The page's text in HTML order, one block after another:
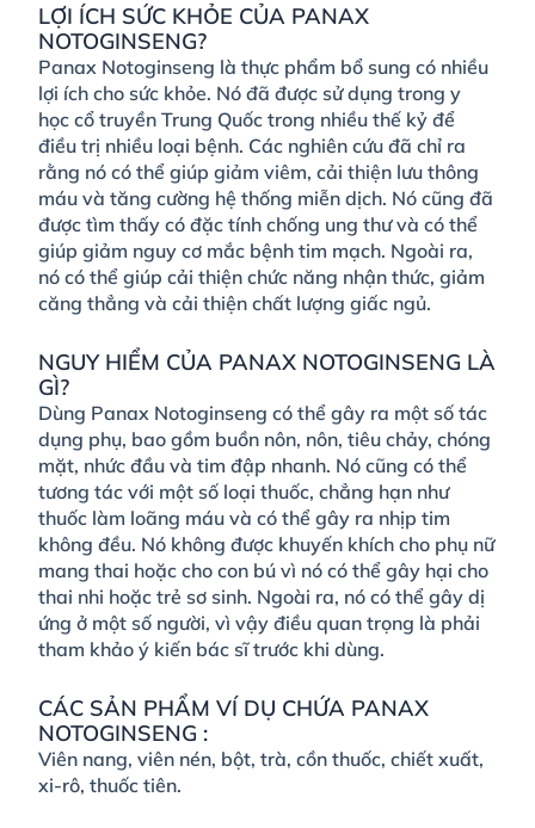
LỢI ÍCH SỨC KHỎE CỦA PANAX
NOTOGINSENG?
Panax Notoginseng là thực phẩm bổ sung có nhiều
lợi ích cho sức khỏe. Nó đã được sử dụng trong y
học cổ truyền Trung Quốc trong nhiều thế kỷ để
điều trị nhiều loại bệnh. Các nghiên cứu đã chỉ ra
rằng nó có thể giúp giảm viêm, cải thiện lưu thông
máu và tăng cường hệ thống miễn dịch. Nó cũng đã
được tìm thấy có đặc tính chống ung thư và có thể
giúp giảm nguy cơ mắc bệnh tim mạch. Ngoài ra,
nó có thể giúp cải thiện chức năng nhận thức, giảm
căng thẳng và cải thiện chất lượng giấc ngủ.
NGUY HIỂM CỦA PANAX NOTOGINSENG LÀ
GÌ?
Dùng Panax Notoginseng có thể gây ra một số tác
dụng phụ, bao gồm buồn nôn, nôn, tiêu chảy, chóng
mặt, nhức đầu và tim đập nhanh. Nó cũng có thể
tương tác với một số loại thuốc, chẳng hạn như
thuốc làm loãng máu và có thể gây ra nhịp tim
không đều. Nó không được khuyến khích cho phụ nữ
mang thai hoặc cho con bú vì nó có thể gây hại cho
thai nhi hoặc trẻ sơ sinh. Ngoài ra, nó có thể gây dị
ứng ở một số người, vì vậy điều quan trọng là phải
tham khảo ý kiến bác sĩ trước khi dùng.
CÁC SẢN PHẨM VÍ DỤ CHỨA PANAX
NOTOGINSENG :
Viên nang, viên nén, bột, trà, cồn thuốc, chiết xuất,
xi-rô, thuốc tiên.